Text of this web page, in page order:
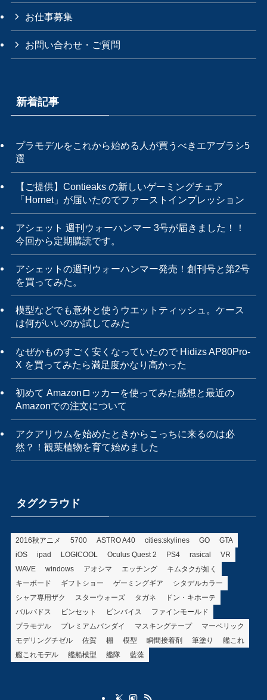
お仕事募集
お問い合わせ・ご質問
新着記事
プラモデルをこれから始める人が買うべきエアブラシ5
選
【ご提供】Contieaks の新しいゲーミングチェア
「Hornet」が届いたのでファーストインプレッション
アシェット 週刊ウォーハンマー 3号が届きました！！
今回から定期購読です。
アシェットの週刊ウォーハンマー発売！創刊号と第2号
を買ってみた。
模型などでも意外と使うウエットティッシュ。ケース
は何がいいのか試してみた
なぜかものすごく安くなっていたので Hidizs AP80Pro-
X を買ってみたら満足度かなり高かった
初めて Amazonロッカーを使ってみた感想と最近の
Amazonでの注文について
アクアリウムを始めたときからこっちに来るのは必
然？！観葉植物を育て始めました
タグクラウド
2016秋アニメ 5700 ASTRO A40 cities:skylines GO
GTA
iOS
ipad LOGICOOL Oculus Quest 2 PS4 rasical
VR
WAVE
windows アオシマ エッチング
キムタクが如く
キーボード
ギフトショー ゲーミングギア
シタデルカラー
シャア専用ザク
スターウォーズ タガネ
ドン・キホーテ
バルバドス
ピンセット ピンバイス
ファインモールド
プラモデル
プレミアムバンダイ マスキングテープ
マーベリック
モデリングチゼル
佐賀 棚 模型 瞬間接着剤 筆塗り
艦これ
艦これモデル
艦船模型 艦隊 藍藻